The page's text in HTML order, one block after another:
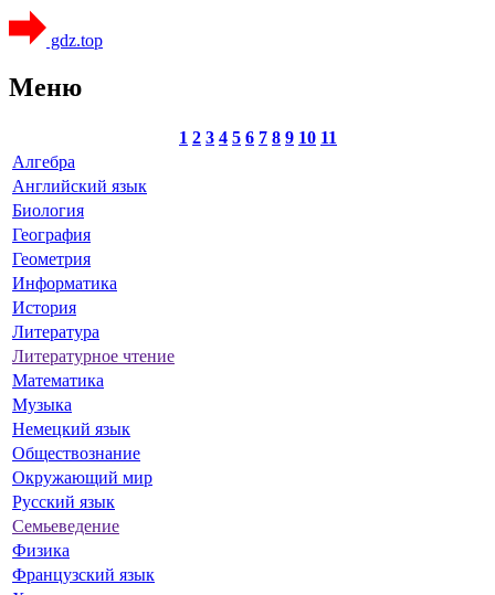
gdz.top
Меню
1 2 3 4 5 6 7 8 9 10 11
Алгебра
Английский язык
Биология
География
Геометрия
Информатика
История
Литература
Литературное чтение
Математика
Музыка
Немецкий язык
Обществознание
Окружающий мир
Русский язык
Семьеведение
Физика
Французский язык